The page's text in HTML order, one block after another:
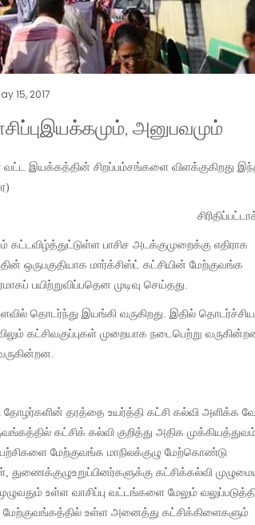
15, 2017
அனுபவமும்
இயக்கத்தின் சிறப்பம்சங்களை விளக்குகிறது
)
ஒருபகுதியாக மார்க்சிஸ்ட் கட்சியின் மேற்குவங்க
பயிற்றுவிப்பதென முடிவு செய்தது.
தொடர்ந்து இயங்கி வருகிறது. இதில்
கட்சிவகுப்புகள் முறையாக நடைபெற்று
.
தரத்தை உயர்த்தி கட்சி கல்வி அளிக்க
கட்சிக் கல்வி குறித்து அதிக
மேற்குவங்க மாநிலக்குழு மேற்கொண்டு
துணைக்குழுஉறுப்பினர்களுக்கு கட்சிக்கல்வி
உள்ள வாசிப்பு வட்டங்களை மேலும்
மேற்குவங்கத்தில் உள்ள அனைத்து கட்சிக்கிளைகளும்